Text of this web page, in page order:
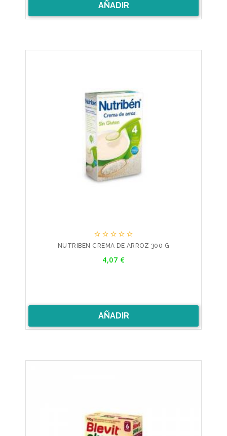
AÑADIR
    
NUTRIBEN CREMA DE ARROZ 300 G
4,07 €
AÑADIR